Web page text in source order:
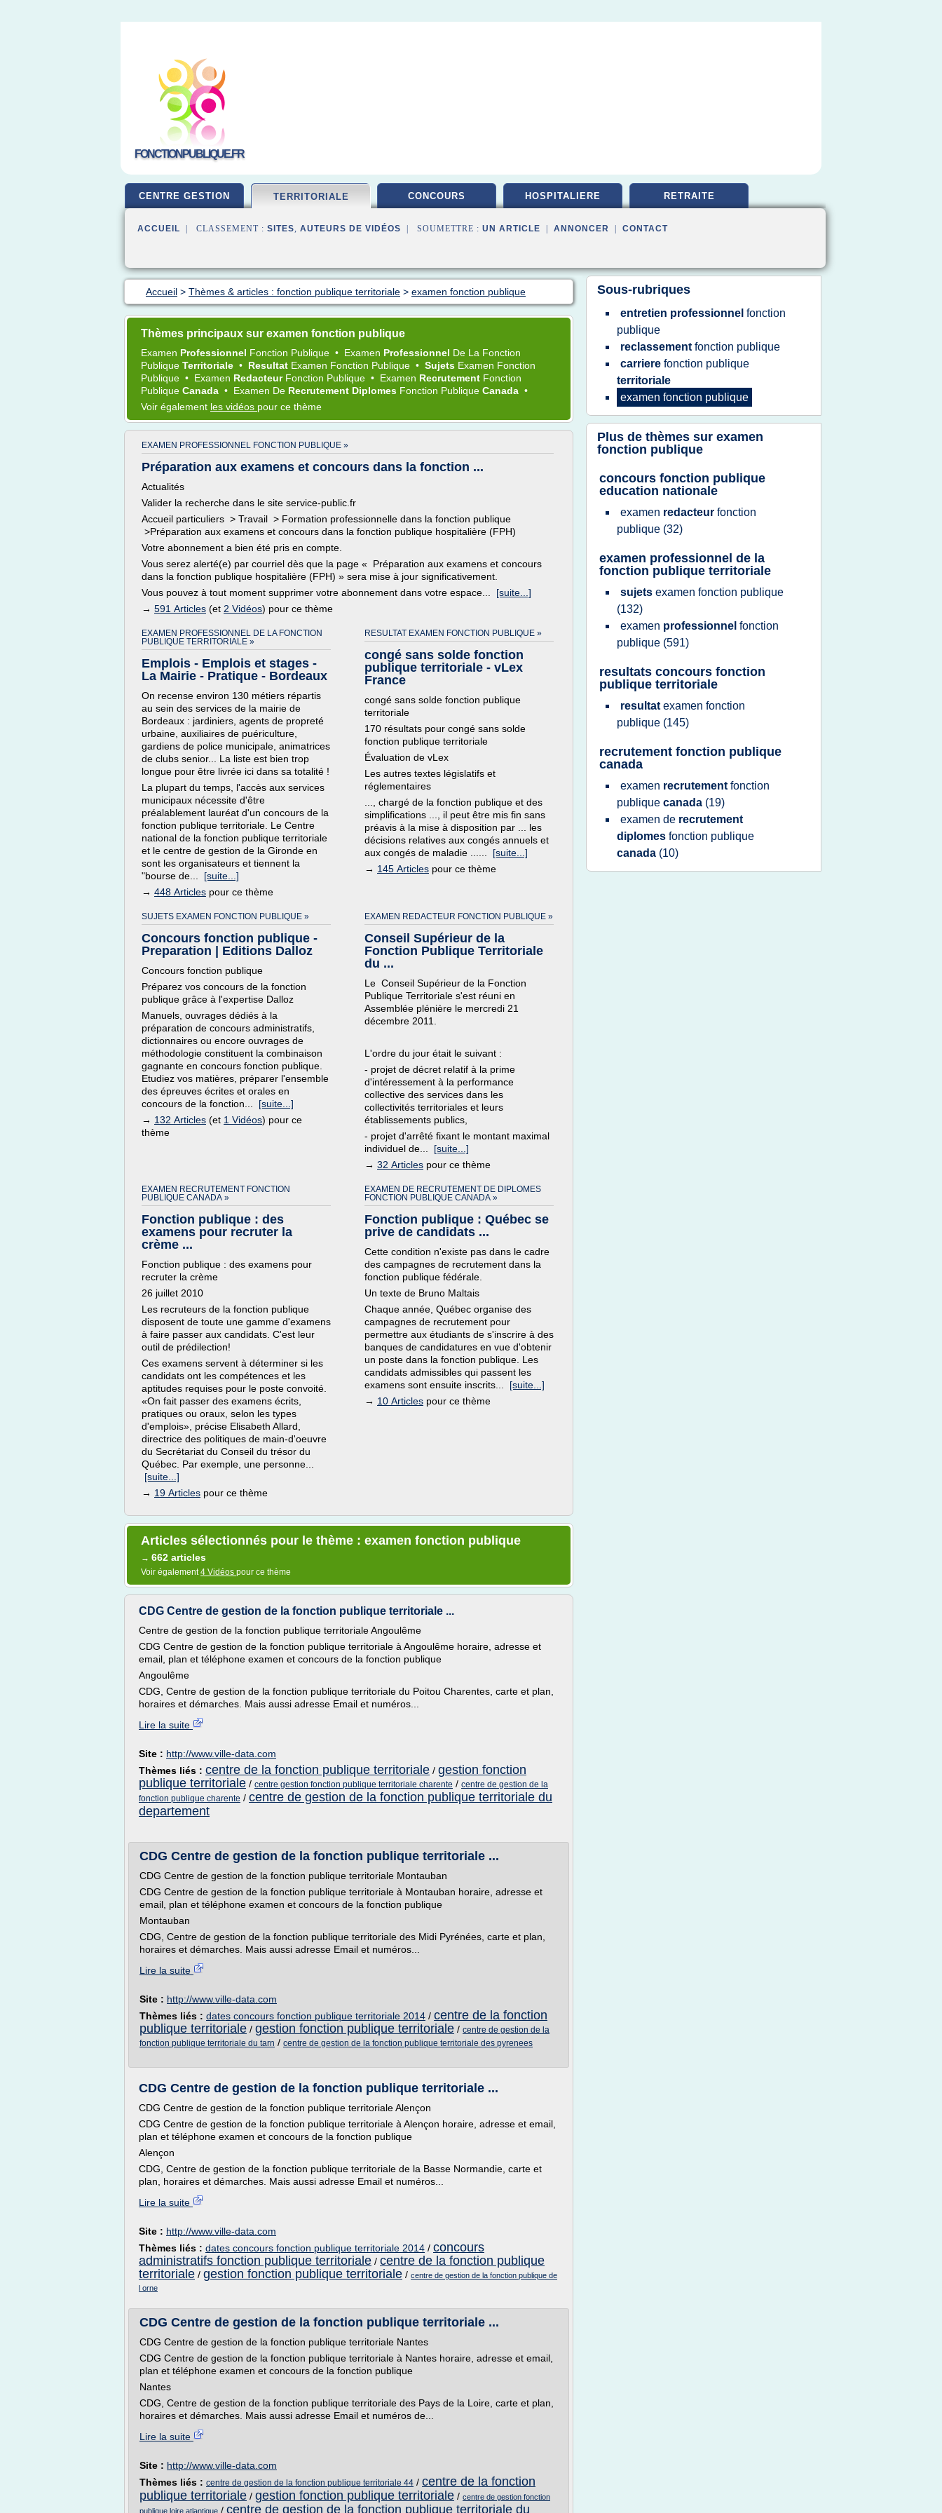
FONCTIONPUBLIQUE.FR
CENTRE GESTION TERRITORIALE CONCOURS HOSPITALIERE RETRAITE
ACCUEIL | CLASSEMENT : SITES, AUTEURS DE VIDÉOS | SOUMETTRE : UN ARTICLE ANNONCER CONTACT
Accueil > Thèmes & articles : fonction publique territoriale > examen fonction publique
Thèmes principaux sur examen fonction publique
Examen Professionnel Fonction Publique • Examen Professionnel De La Fonction
Publique Territoriale • Resultat Examen Fonction Publique • Sujets Examen Fonction
Publique • Examen Redacteur Fonction Publique • Examen Recrutement Fonction
Publique Canada • Examen De Recrutement Diplomes Fonction Publique Canada •
Voir également les vidéos pour ce thème
EXAMEN PROFESSIONNEL FONCTION PUBLIQUE »
Préparation aux examens et concours dans la fonction ...
Actualités
Valider la recherche dans le site service-public.fr
Accueil particuliers > Travail > Formation professionnelle dans la fonction publique
>Préparation aux examens et concours dans la fonction publique hospitalière (FPH)
Votre abonnement a bien été pris en compte.
Vous serez alerté(e) par courriel dès que la page « Préparation aux examens et concours
dans la fonction publique hospitalière (FPH) » sera mise à jour significativement.
Vous pouvez à tout moment supprimer votre abonnement dans votre espace... [suite...]
→ 591 Articles (et 2 Vidéos) pour ce thème
EXAMEN PROFESSIONNEL DE LA FONCTION
PUBLIQUE TERRITORIALE »
Emplois - Emplois et stages -
La Mairie - Pratique - Bordeaux
On recense environ 130 métiers répartis
au sein des services de la mairie de
Bordeaux : jardiniers, agents de propreté
urbaine, auxiliaires de puériculture,
gardiens de police municipale, animatrices
de clubs senior... La liste est bien trop
longue pour être livrée ici dans sa totalité !
La plupart du temps, l'accès aux services
municipaux nécessite d'être
préalablement lauréat d'un concours de la
fonction publique territoriale. Le Centre
national de la fonction publique territoriale
et le centre de gestion de la Gironde en
sont les organisateurs et tiennent la
"bourse de... [suite...]
→ 448 Articles pour ce thème
RESULTAT EXAMEN FONCTION PUBLIQUE »
congé sans solde fonction
publique territoriale - vLex
France
congé sans solde fonction publique
territoriale
170 résultats pour congé sans solde
fonction publique territoriale
Évaluation de vLex
Les autres textes législatifs et
réglementaires
..., chargé de la fonction publique et des
simplifications ..., il peut être mis fin sans
préavis à la mise à disposition par ... les
décisions relatives aux congés annuels et
aux congés de maladie ...... [suite...]
→ 145 Articles pour ce thème
SUJETS EXAMEN FONCTION PUBLIQUE »
Concours fonction publique -
Preparation | Editions Dalloz
Concours fonction publique
Préparez vos concours de la fonction
publique grâce à l'expertise Dalloz
Manuels, ouvrages dédiés à la
préparation de concours administratifs,
dictionnaires ou encore ouvrages de
méthodologie constituent la combinaison
gagnante en concours fonction publique.
Etudiez vos matières, préparer l'ensemble
des épreuves écrites et orales en
concours de la fonction... [suite...]
→ 132 Articles (et 1 Vidéos) pour ce
thème
EXAMEN REDACTEUR FONCTION PUBLIQUE »
Conseil Supérieur de la
Fonction Publique Territoriale
du ...
Le Conseil Supérieur de la Fonction
Publique Territoriale s'est réuni en
Assemblée plénière le mercredi 21
décembre 2011.
L'ordre du jour était le suivant :
- projet de décret relatif à la prime
d'intéressement à la performance
collective des services dans les
collectivités territoriales et leurs
établissements publics,
- projet d'arrêté fixant le montant maximal
individuel de... [suite...]
→ 32 Articles pour ce thème
EXAMEN RECRUTEMENT FONCTION
PUBLIQUE CANADA »
Fonction publique : des
examens pour recruter la
crème ...
Fonction publique : des examens pour
recruter la crème
26 juillet 2010
Les recruteurs de la fonction publique
disposent de toute une gamme d'examens
à faire passer aux candidats. C'est leur
outil de prédilection!
Ces examens servent à déterminer si les
candidats ont les compétences et les
aptitudes requises pour le poste convoité.
«On fait passer des examens écrits,
pratiques ou oraux, selon les types
d'emplois», précise Elisabeth Allard,
directrice des politiques de main-d'oeuvre
du Secrétariat du Conseil du trésor du
Québec. Par exemple, une personne...
[suite...]
→ 19 Articles pour ce thème
EXAMEN DE RECRUTEMENT DE DIPLOMES
FONCTION PUBLIQUE CANADA »
Fonction publique : Québec se
prive de candidats ...
Cette condition n'existe pas dans le cadre
des campagnes de recrutement dans la
fonction publique fédérale.
Un texte de Bruno Maltais
Chaque année, Québec organise des
campagnes de recrutement pour
permettre aux étudiants de s'inscrire à des
banques de candidatures en vue d'obtenir
un poste dans la fonction publique. Les
candidats admissibles qui passent les
examens sont ensuite inscrits... [suite...]
→ 10 Articles pour ce thème
Articles sélectionnés pour le thème : examen fonction publique
→ 662 articles
Voir également4 Vidéos pour ce thème
CDG Centre de gestion de la fonction publique territoriale ...
Centre de gestion de la fonction publique territoriale Angoulême
CDG Centre de gestion de la fonction publique territoriale à Angoulême horaire, adresse et
email, plan et téléphone examen et concours de la fonction publique
Angoulême
CDG, Centre de gestion de la fonction publique territoriale du Poitou Charentes, carte et plan,
horaires et démarches. Mais aussi adresse Email et numéros...
Lire la suite
Site : http://www.ville-data.com
Thèmes liés : centre de la fonction publique territoriale / gestion fonction
publique territoriale / centre gestion fonction publique territoriale charente / centre de gestion de la
fonction publique charente / centre de gestion de la fonction publique territoriale du
departement
CDG Centre de gestion de la fonction publique territoriale ...
CDG Centre de gestion de la fonction publique territoriale Montauban
CDG Centre de gestion de la fonction publique territoriale à Montauban horaire, adresse et
email, plan et téléphone examen et concours de la fonction publique
Montauban
CDG, Centre de gestion de la fonction publique territoriale des Midi Pyrénées, carte et plan,
horaires et démarches. Mais aussi adresse Email et numéros...
Lire la suite
Site : http://www.ville-data.com
Thèmes liés : dates concours fonction publique territoriale 2014 / centre de la fonction
publique territoriale / gestion fonction publique territoriale / centre de gestion de la
fonction publique territoriale du tarn / centre de gestion de la fonction publique territoriale des pyrenees
CDG Centre de gestion de la fonction publique territoriale ...
CDG Centre de gestion de la fonction publique territoriale Alençon
CDG Centre de gestion de la fonction publique territoriale à Alençon horaire, adresse et email,
plan et téléphone examen et concours de la fonction publique
Alençon
CDG, Centre de gestion de la fonction publique territoriale de la Basse Normandie, carte et
plan, horaires et démarches. Mais aussi adresse Email et numéros...
Lire la suite
Site : http://www.ville-data.com
Thèmes liés : dates concours fonction publique territoriale 2014 / concours
administratifs fonction publique territoriale / centre de la fonction publique
territoriale / gestion fonction publique territoriale / centre de gestion de la fonction publique de
l orne
CDG Centre de gestion de la fonction publique territoriale ...
CDG Centre de gestion de la fonction publique territoriale Nantes
CDG Centre de gestion de la fonction publique territoriale à Nantes horaire, adresse et email,
plan et téléphone examen et concours de la fonction publique
Nantes
CDG, Centre de gestion de la fonction publique territoriale des Pays de la Loire, carte et plan,
horaires et démarches. Mais aussi adresse Email et numéros de...
Lire la suite
Site : http://www.ville-data.com
Thèmes liés : centre de gestion de la fonction publique territoriale 44 / centre de la fonction
publique territoriale / gestion fonction publique territoriale / centre de gestion fonction
publique loire atlantique / centre de gestion de la fonction publique territoriale du
Sous-rubriques
entretien professionnel fonction
publique
reclassement fonction publique
carriere fonction publique
territoriale
examen fonction publique
Plus de thèmes sur examen
fonction publique
concours fonction publique
education nationale
examen redacteur fonction
publique (32)
examen professionnel de la
fonction publique territoriale
sujets examen fonction publique
(132)
examen professionnel fonction
publique (591)
resultats concours fonction
publique territoriale
resultat examen fonction
publique (145)
recrutement fonction publique
canada
examen recrutement fonction
publique canada (19)
examen de recrutement
diplomes fonction publique
canada (10)